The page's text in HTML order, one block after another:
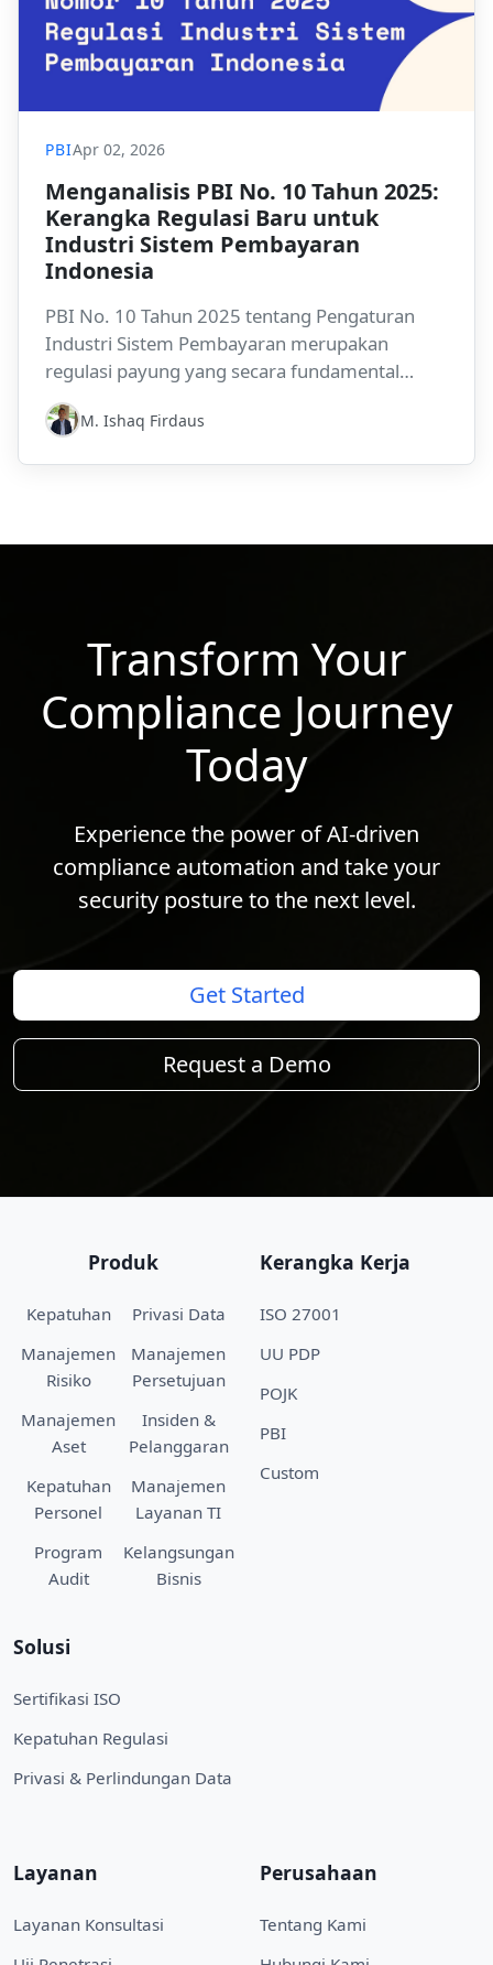
PBIApr 02, 2026
Menganalisis PBI No. 10 Tahun 2025:
Kerangka Regulasi Baru untuk
Industri Sistem Pembayaran
Indonesia
PBI No. 10 Tahun 2025 tentang Pengaturan
Industri Sistem Pembayaran merupakan
regulasi payung yang secara fundamental
membentuk ulang arsitektur regulasi sistem
pembayaran di Indonesia. Regulasi ini
M. Ishaq Firdaus
Transform Your
Compliance Journey
Today
Experience the power of AI-driven
compliance automation and take your
security posture to the next level.
Get Started
Request a Demo
Produk
Kepatuhan
Manajemen
Risiko
Manajemen
Aset
Kepatuhan
Personel
Program
Audit
Privasi Data
Manajemen
Persetujuan
Insiden &
Pelanggaran
Manajemen
Layanan TI
Kelangsungan
Bisnis
Kerangka Kerja
ISO 27001
UU PDP
POJK
PBI
Custom
Solusi
Sertifikasi ISO
Kepatuhan Regulasi
Privasi & Perlindungan Data
Layanan
Layanan Konsultasi
Perusahaan
Tentang Kami